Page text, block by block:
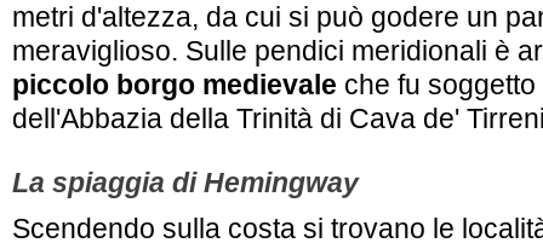
metri d'altezza, da cui si può godere un
meraviglioso. Sulle pendici meridionali è
piccolo borgo medievale che fu
dell'Abbazia della Trinità di Cava de'
La spiaggia di Hemingway
Scendendo sulla costa si trovano le